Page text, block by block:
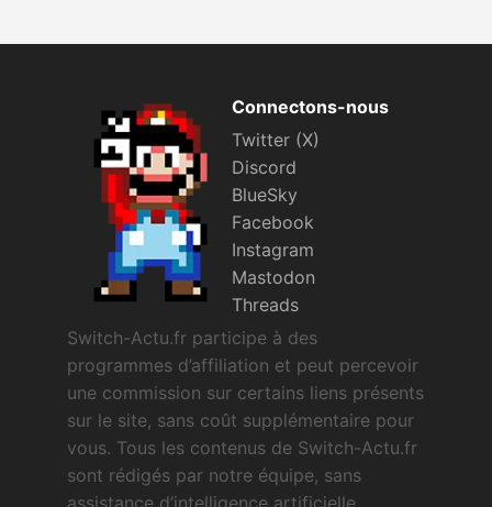
Connectons-nous
Twitter (X)
Discord
BlueSky
Facebook
Instagram
Mastodon
Threads
Switch-Actu.fr participe à des
programmes d’affiliation et peut percevoir
une commission sur certains liens présents
sur le site, sans coût supplémentaire pour
vous. Tous les contenus de Switch-Actu.fr
sont rédigés par notre équipe, sans